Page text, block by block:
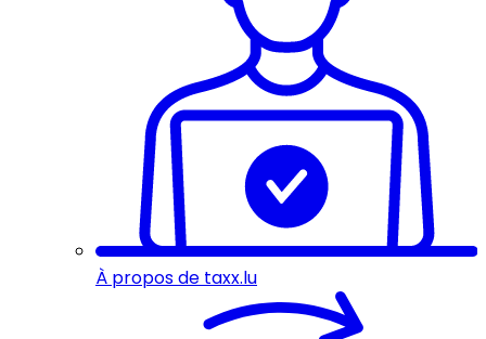
À propos de taxx.lu